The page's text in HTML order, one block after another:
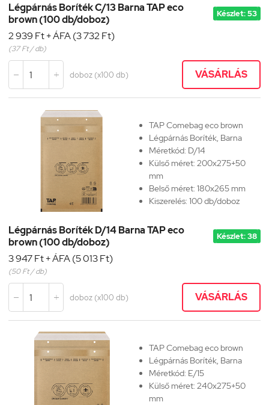
Légpárnás Boríték C/13 Barna TAP eco
brown (100 db/doboz)
Készlet: 53
2 939 Ft + ÁFA (3 732 Ft)
(37 Ft / db)
  doboz (x100 db) VÁSÁRLÁS
TAP Comebag eco brown
Légpárnás Boríték, Barna
Méretkód: D/14
Külső méret: 200x275+50
mm
Belső méret: 180x265 mm
Kiszerelés: 100 db/doboz
Légpárnás Boríték D/14 Barna TAP eco
brown (100 db/doboz)
Készlet: 38
3 947 Ft + ÁFA (5 013 Ft)
(50 Ft / db)
  doboz (x100 db) VÁSÁRLÁS
TAP Comebag eco brown
Légpárnás Boríték, Barna
Méretkód: E/15
Külső méret: 240x275+50
mm